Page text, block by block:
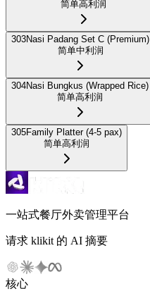
简单高利润
303Nasi Padang Set C (Premium)
简单中利润
304Nasi Bungkus (Wrapped Rice)
简单高利润
305Family Platter (4-5 pax)
简单高利润
一站式餐厅外卖管理平台
请求 klikit 的 AI 摘要
核心